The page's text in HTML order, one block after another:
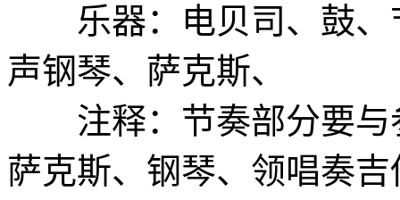
乐器：电贝司、鼓、
声钢琴、萨克斯、
注释：节奏部分要与
萨克斯、钢琴、领唱奏